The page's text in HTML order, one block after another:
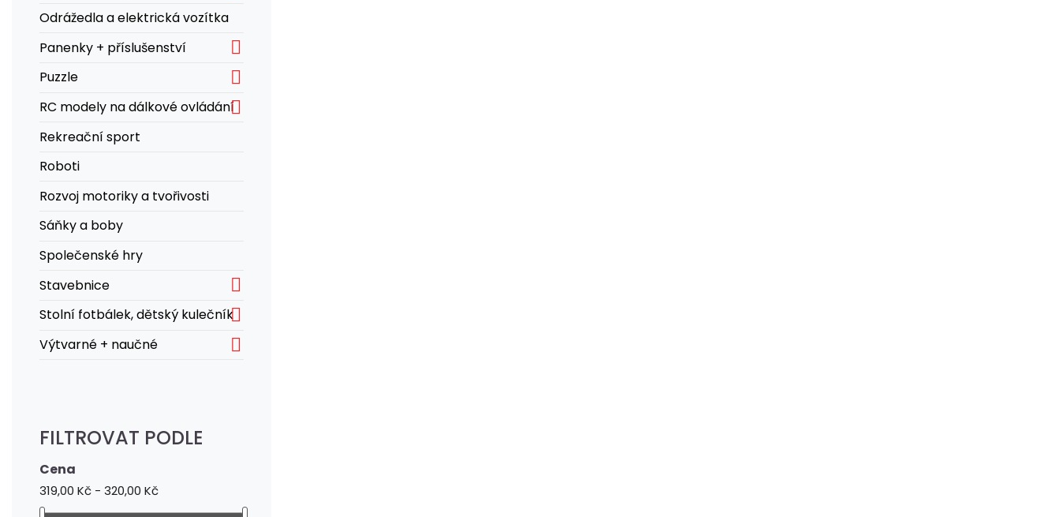
Odrážedla a elektrická vozítka
Panenky + příslušenství

Puzzle 
RC modely na dálkové ovládání
Rekreační sport
Roboti
Rozvoj motoriky a tvořivosti
Sáňky a boby
Společenské hry
Stavebnice

Stolní fotbálek, dětský kulečník
Výtvarné + naučné 
FILTROVAT PODLE
Cena
319,00 Kč - 320,00 Kč